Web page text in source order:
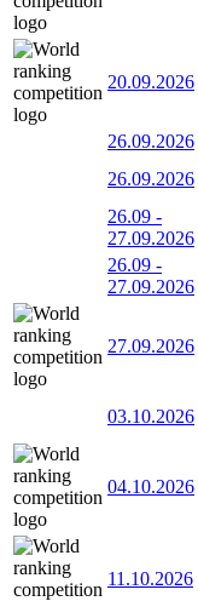
20.09.2026
26.09.2026
26.09.2026
26.09 -
27.09.2026
26.09 -
27.09.2026
27.09.2026
03.10.2026
04.10.2026
11.10.2026